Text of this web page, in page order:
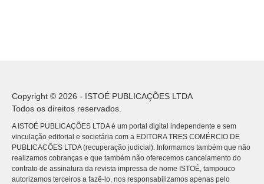
Copyright © 2026 - ISTOÉ PUBLICAÇÕES LTDA
Todos os direitos reservados.
A ISTOÉ PUBLICAÇÕES LTDA é um portal digital independente e sem
vinculação editorial e societária com a EDITORA TRES COMÉRCIO DE
PUBLICACÕES LTDA (recuperação judicial). Informamos também que não
realizamos cobranças e que também não oferecemos cancelamento do
contrato de assinatura da revista impressa de nome ISTOÉ, tampouco
autorizamos terceiros a fazê-lo, nos responsabilizamos apenas pelo